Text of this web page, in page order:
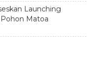
Launching
Matoa